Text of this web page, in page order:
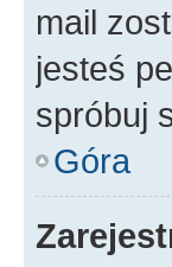
mail
jesteś
spróbuj
Góra